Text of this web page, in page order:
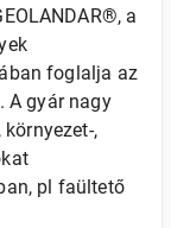
a
foglalja az
A gyár nagy
,
pl faültető